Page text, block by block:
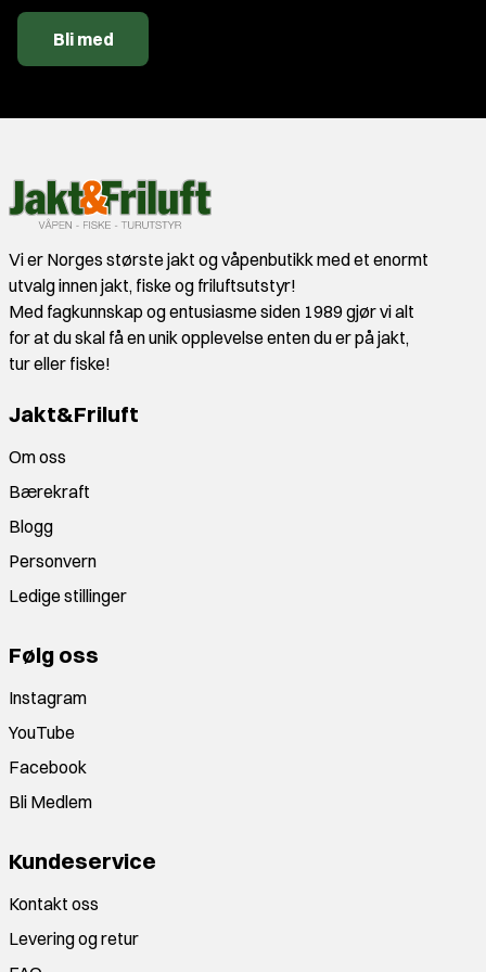
Bli med
Vi er Norges største jakt og våpenbutikk med et enormt
utvalg innen jakt, fiske og friluftsutstyr!
Med fagkunnskap og entusiasme siden 1989 gjør vi alt
for at du skal få en unik opplevelse enten du er på jakt,
tur eller fiske!
Jakt&Friluft
Om oss
Bærekraft
Blogg
Personvern
Ledige stillinger
Følg oss
Instagram
YouTube
Facebook
Bli Medlem
Kundeservice
Kontakt oss
Levering og retur